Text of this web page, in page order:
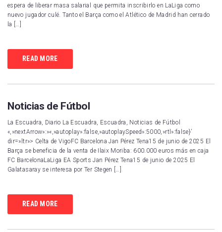
espera de liberar masa salarial que permita inscribirlo en LaLiga como
nuevo jugador culé. Tanto el Barça como el Atlético de Madrid han cerrado
la […]
READ MORE
Noticias de Fútbol
La Escuadra, Diario La Escuadra, Escuadra, Noticias de Fútbol
«,»nextArrow»:»«,»autoplay»:false,»autoplaySpeed»:5000,»rtl»:false}’
dir=»ltr»> Celta de VigoFC Barcelona Jan Pérez Tena15 de junio de 2025 El
Barça se beneficia de la venta de Ilaix Moriba: 600.000 euros más en caja
FC BarcelonaLaLiga EA Sports Jan Pérez Tena15 de junio de 2025 El
Galatasaray se interesa por Ter Stegen […]
READ MORE